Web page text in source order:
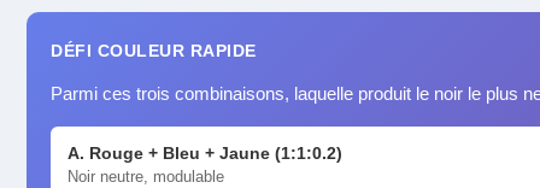
DÉFI COULEUR RAPIDE
Parmi ces trois combinaisons, laquelle produit le noir le plus
A. Rouge + Bleu + Jaune (1:1:0.2)
Noir neutre, modulable